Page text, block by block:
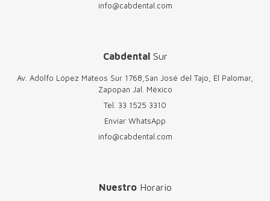
info@cabdental.com
CabdentalSur
Av. Adolfo López Mateos Sur 1768,San José del Tajo, El Palomar,
Zapopan Jal. México
Tel. 33 1525 3310
Enviar WhatsApp
info@cabdental.com
NuestroHorario